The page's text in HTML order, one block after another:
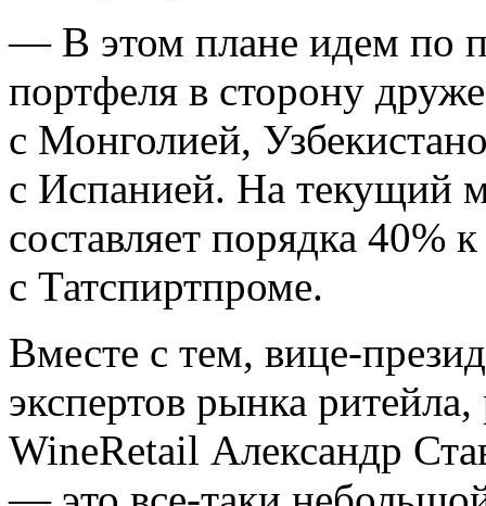
— В этом плане идем по
портфеля в сторону
с Монголией,
с Испанией. На текущий
составляет порядка
с Татспиртпроме.
Вместе с тем, вице-
экспертов рынка
WineRetail Александр